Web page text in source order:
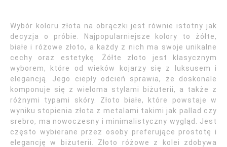
Wybór koloru złota na obrączki jest równie istotny jak
decyzja o próbie. Najpopularniejsze kolory to żółte,
białe i różowe złoto, a każdy z nich ma swoje unikalne
cechy oraz estetykę. Żółte złoto jest klasycznym
wyborem, które od wieków kojarzy się z luksusem i
elegancją. Jego ciepły odcień sprawia, że doskonale
komponuje się z wieloma stylami biżuterii, a także z
różnymi typami skóry. Złoto białe, które powstaje w
wyniku stopienia złota z metalami takimi jak pallad czy
srebro, ma nowoczesny i minimalistyczny wygląd. Jest
często wybierane przez osoby preferujące prostotę i
elegancję w biżuterii. Złoto różowe z kolei zdobywa